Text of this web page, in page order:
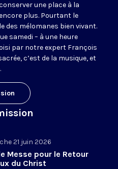
une place à la
plus. Pourtant le
des mélomanes bien vivant.
samedi – à une heure
par notre expert François
c’est de la musique, et
21 juin 2026
Messe pour le Retour
du Christ